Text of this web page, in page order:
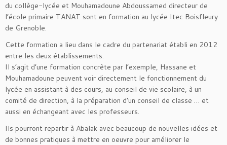
du collège-lycée et Mouhamadoune Abdoussamed directeur de
l’école primaire TANAT sont en formation au lycée Itec Boisfleury
de Grenoble.
Cette formation a lieu dans le cadre du partenariat établi en 2012
entre les deux établissements.
Il s’agit d’une formation concrète par l’exemple, Hassane et
Mouhamadoune peuvent voir directement le fonctionnement du
lycée en assistant à des cours, au conseil de vie scolaire, à un
comité de direction, à la préparation d’un conseil de classe … et
aussi en échangeant avec les professeurs.
Ils pourront repartir à Abalak avec beaucoup de nouvelles idées et
de bonnes pratiques à mettre en oeuvre pour améliorer le